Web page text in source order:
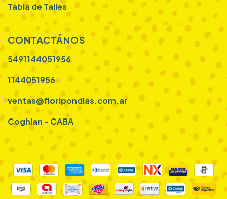
Tabla de Talles
CONTACTÁNOS
5491144051956
1144051956
ventas@floripondias.com.ar
Coghlan - CABA